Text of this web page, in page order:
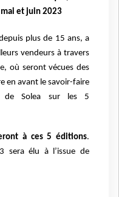
et juin 2023
plus de 15 ans, a
vendeurs à travers
où seront vécues des
en avant le savoir-faire
de Solea sur les 5
à ces 5 éditions.
sera élu à l’issue de